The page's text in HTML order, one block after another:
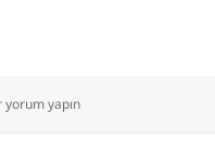
için
yorum yapın